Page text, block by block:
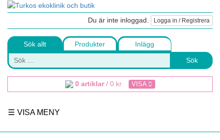
Du är inte inloggad. Logga in / Registrera
Sök allt Produkter Inlägg
Sök
0 artiklar/ 0 kr VISA
VISA MENY